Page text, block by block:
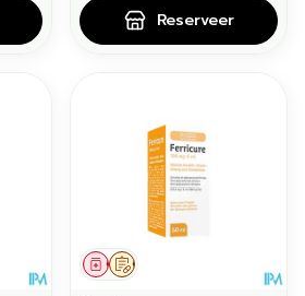
Reserveer
Op voorschrift
Geneesmiddel